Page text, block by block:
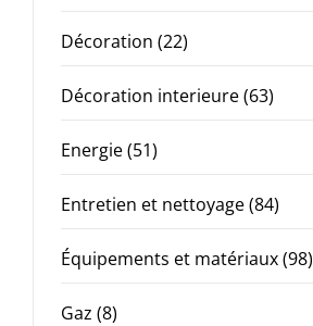
Décoration (22)
Décoration interieure(63)
Energie(51)
Entretien et nettoyage(84)
Équipements et matériaux(98)
Gaz (8)